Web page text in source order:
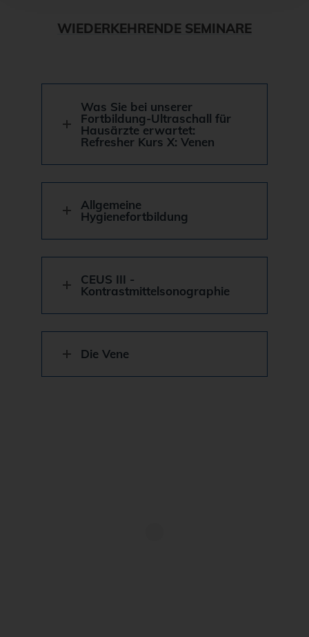
WIEDERKEHRENDE SEMINARE
Was Sie bei unserer
Fortbildung-Ultraschall für
Hausärzte erwartet:
Refresher Kurs X: Venen
Allgemeine
Hygienefortbildung
CEUS III -
Kontrastmittelsonographie
Die Vene